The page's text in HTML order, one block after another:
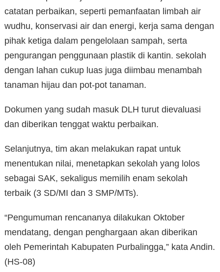
catatan perbaikan, seperti pemanfaatan limbah air
wudhu, konservasi air dan energi, kerja sama dengan
pihak ketiga dalam pengelolaan sampah, serta
pengurangan penggunaan plastik di kantin. sekolah
dengan lahan cukup luas juga diimbau menambah
tanaman hijau dan pot-pot tanaman.
Dokumen yang sudah masuk DLH turut dievaluasi
dan diberikan tenggat waktu perbaikan.
Selanjutnya, tim akan melakukan rapat untuk
menentukan nilai, menetapkan sekolah yang lolos
sebagai SAK, sekaligus memilih enam sekolah
terbaik (3 SD/MI dan 3 SMP/MTs).
“Pengumuman rencananya dilakukan Oktober
mendatang, dengan penghargaan akan diberikan
oleh Pemerintah Kabupaten Purbalingga,” kata Andin.
(HS-08)